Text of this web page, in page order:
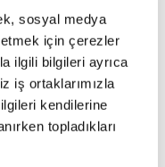
sosyal medya
için çerezler
ilgili bilgileri ayrıca
iş ortaklarımızla
kendilerine
topladıkları